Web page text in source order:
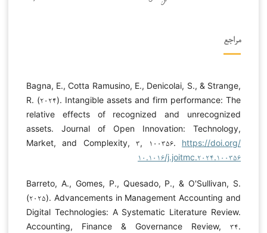
مراجع
Bagna, E., Cotta Ramusino, E., Denicolai, S., & Strange,
R. (۲۰۲۴). Intangible assets and firm performance: The
relative effects of recognized and unrecognized
assets. Journal of Open Innovation: Technology,
Market, and Complexity, ۳, ۱۰۰۳۵۶. https://doi.org/
۱۰.۱۰۱۶/j.joitmc.۲۰۲۴.۱۰۰۳۵۶
Barreto, A., Gomes, P., Quesado, P., & O'Sullivan, S.
(۲۰۲۵). Advancements in Management Accounting and
Digital Technologies: A Systematic Literature Review.
Accounting, Finance & Governance Review, ۳۴.